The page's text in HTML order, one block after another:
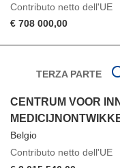
Contributo netto dell'UE
€ 708 000,00
TERZA PARTE
CENTRUM VOOR
Belgio
Contributo netto dell'UE